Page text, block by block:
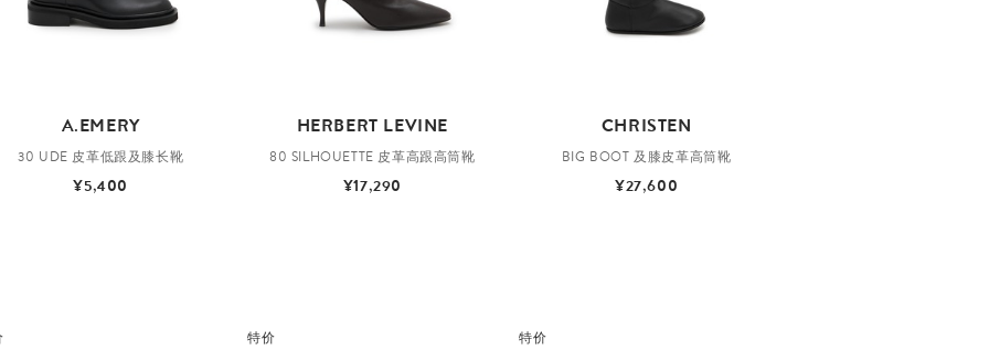
A.EMERY
30 UDE 皮革低跟及膝长靴
¥5,400
HERBERT LEVINE
80 SILHOUETTE 皮革高跟高筒靴
¥17,290
CHRISTEN
BIG BOOT 及膝皮革高筒靴
¥27,600
特价 特价